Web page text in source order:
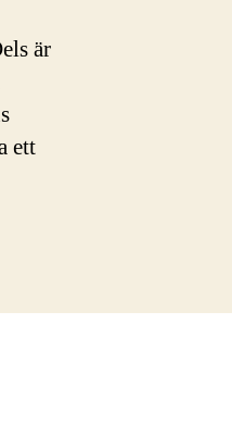
är
ett